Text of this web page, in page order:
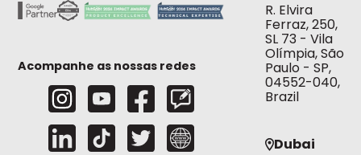
Acompanhe as nossas redes
R. Elvira
Ferraz, 250,
SL 73 - Vila
Olímpia, São
Paulo - SP,
04552-040,
Brazil
Dubai